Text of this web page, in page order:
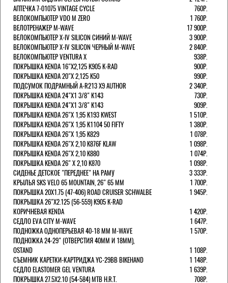
АПТЕЧКА 7-01075 VINTAGE CYCLE
760Р.
ВЕЛОКОМПЬЮТЕР VDO M ZERO
1 760Р.
ВЕЛОТРЕНАЖЕР M-WAVE
17 900Р.
ВЕЛОКОМПЬЮТЕР X-IV SILICON СИНИЙ M-WAVE
3 900Р.
ВЕЛОКОМПЬЮТЕР X-IV SILICON ЧЕРНЫЙ M-WAVE
2 840Р.
ВЕЛОКОМПЬЮТЕР VENTURA Х
938Р.
ПОКРЫШКА KENDA 16"Х2,125 K905 K-RAD
900Р.
ПОКРЫШКА KENDA 20"Х 2,125 K50
990Р.
ПОДСУМОК ПОДРАМНЫЙ A-R213 X9 AUTHOR
2 340Р.
ПОКРЫШКА KENDA 24"Х1 3/8" K143
730Р.
ПОКРЫШКА KENDA 24"Х1 3/8" K143
909Р.
ПОКРЫШКА KENDA 26"Х 1,95 K193 KWEST
1 510Р.
ПОКРЫШКА KENDA 26"Х 1,95 K1104 50 FIFTY
1 380Р.
ПОКРЫШКА KENDA 26"Х 1,95 K829
1 078Р.
ПОКРЫШКА KENDA 26"Х 2,10 K876F KLAW
1 098Р.
ПОКРЫШКА KENDA 26"Х 2,10 K880
1 074Р.
ПОКРЫШКА KENDA 26" Х 2,10 K870
1 098Р.
СИДЕНЬЕ ДЕТСКОЕ "ПЕРЕДНЕЕ" НА РАМУ
3 333Р.
КРЫЛЬЯ SKS VELO 65 MOUNTAIN, 26" 65 ММ
1 700Р.
ПОКРЫШКА 20X1.75 (47-406) ROAD CRUISER SCHWALBE
1 945Р.
ПОКРЫШКА 26"Х2.125 (56-559) K905 K-RAD
КОРИЧНЕВАЯ KENDA
1 420Р.
СЕДЛО EVA CITY M-WAVE
1 647Р.
ПОДНОЖКА ОДНОПЕРЬЕВАЯ 40-18 ММ M-WAVE
1 570Р.
ПОДНОЖКА 24-29" (ОТВЕРСТИЯ 40ММ И 18ММ),
OSTAND
1 108Р.
СЪЕМНИК КАРЕТКИ-КАРТРИДЖА YC-29BB BIKEHAND
1 148Р.
СЕДЛО ELASTOMER GEL VENTURA
1 639Р.
ПОКРЫШКА 27.5X2.10 (54-584) MTB H.R.T.
708Р.